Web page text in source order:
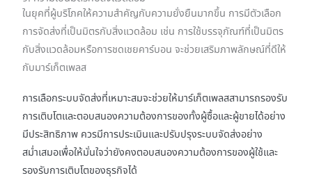
ในยุคที่ผู้บริโภคให้ความสำคัญกับความยั่งยืนมากขึ้น การมีตัวเลือก
การจัดส่งที่เป็นมิตรกับสิ่งแวดล้อม เช่น การใช้บรรจุภัณฑ์ที่เป็นมิตร
กับสิ่งแวดล้อมหรือการชดเชยคาร์บอน จะช่วยเสริมภาพลักษณ์ที่ดีให้
กับมาร์เก็ตเพลส
การเลือกระบบจัดส่งที่เหมาะสมจะช่วยให้มาร์เก็ตเพลสสามารถรองรับ
การเติบโตและตอบสนองความต้องการของทั้งผู้ซื้อและผู้ขายได้อย่าง
มีประสิทธิภาพ ควรมีการประเมินและปรับปรุงระบบจัดส่งอย่าง
สม่ำเสมอเพื่อให้มั่นใจว่ายังคงตอบสนองความต้องการของผู้ใช้และ
รองรับการเติบโตของธุรกิจได้